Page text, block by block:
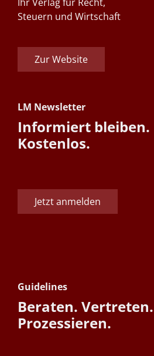
Ihr Verlag für Recht,
Steuern und Wirtschaft
Zur Website
LM Newsletter
Informiert bleiben.
Kostenlos.
Jetzt anmelden
Guidelines
Beraten. Vertreten.
Prozessieren.